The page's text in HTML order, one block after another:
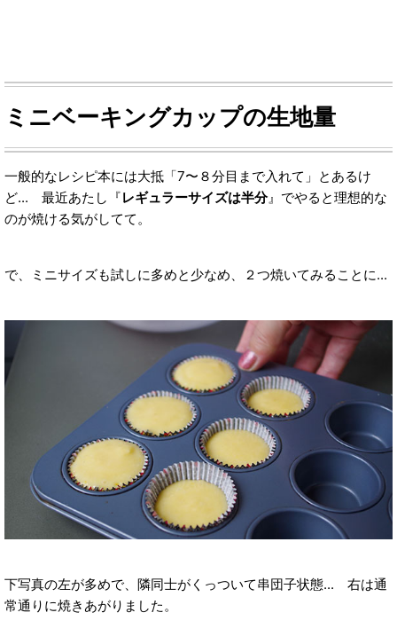
ミニベーキングカップの生地量
一般的なレシピ本には大抵「7〜８分目まで入れて」とあるけ
ど... 最近あたし『レギュラーサイズは半分』でやると理想的な
のが焼ける気がしてて。
で、ミニサイズも試しに多めと少なめ、２つ焼いてみることに...
下写真の左が多めで、隣同士がくっついて串団子状態... 右は通
常通りに焼きあがりました。